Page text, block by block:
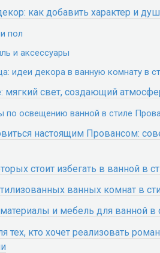
как добавить характер и
пол
и аксессуары
идеи декора в ванную комнату в
мягкий свет, создающий
по освещению ванной в стиле
настоящим Провансом:
стоит избегать в ванной в
ванных комнат в
материалы и мебель для ванной в
тех, кто хочет реализовать